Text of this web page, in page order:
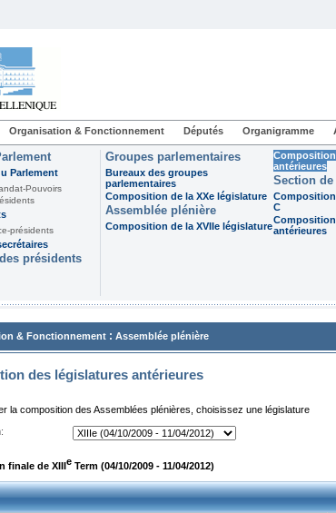
Organisation & Fonctionnement Députés Organigramme
Parlement
Pouvoirs
présidents
présidents
Groupes parlementaires
Bureaux des groupes
parlementaires
Composition de la XXe législature
Assemblée plénière
Composition de la XVIIe législature
antérieures
Section de
C
antérieures
& Fonctionnement : Assemblée plénière
des législatures antérieures
la composition des Assemblées plénières, choisissez une législature
finale de XIIIe Term (04/10/2009 - 11/04/2012)